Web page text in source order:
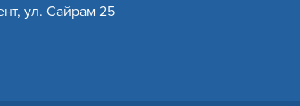
ул. Сайрам 25